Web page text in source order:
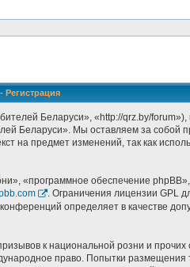
Беларуси», «http://qrz.by/forum»),
Беларуси». Мы оставляем за собой
на предмет изменений, так как
«программное обеспечение
. Ограничения лицензии GPL
определяет в качестве
к национальной розни и
право. Попытки размещения